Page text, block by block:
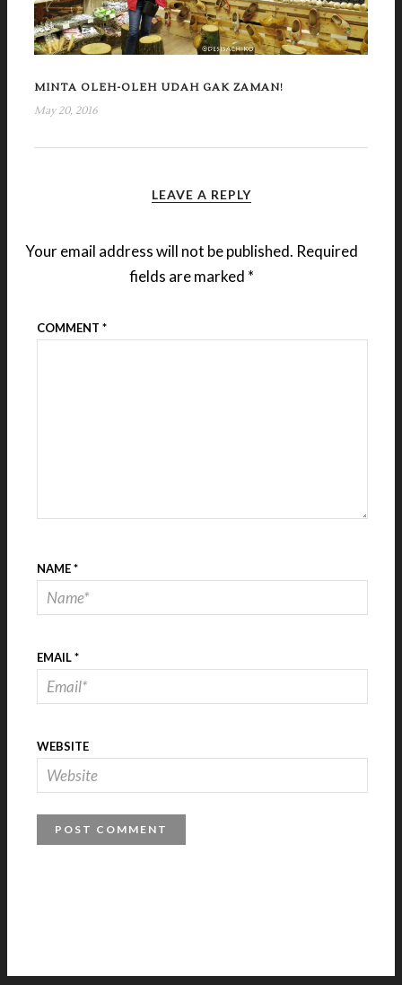
MINTA OLEH-OLEH UDAH GAK ZAMAN!
May 20, 2016
LEAVE A REPLY
Your email address will not be published. Required
fields are marked *
COMMENT *
NAME*
EMAIL*
WEBSITE